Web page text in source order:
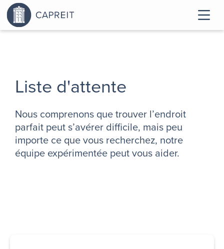
Liste d'attente
Nous comprenons que trouver l’endroit
parfait peut s’avérer difficile, mais peu
importe ce que vous recherchez, notre
équipe expérimentée peut vous aider.